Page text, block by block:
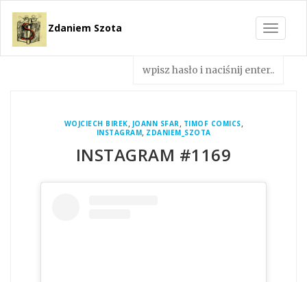
Toggle
Zdaniem Szota
WOJCIECH BIREK, JOANN SFAR, TIMOF COMICS,
INSTAGRAM, ZDANIEM_SZOTA
INSTAGRAM #1169